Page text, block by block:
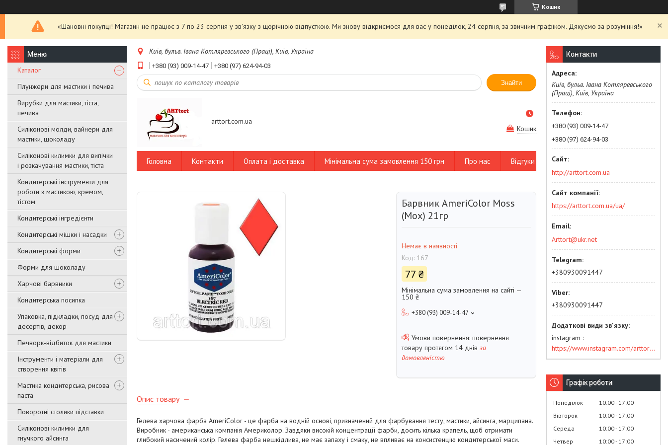
Кошик
«Шановні покупці! Магазин не працює з 7 по 23 серпня у зв'язку з щорічною відпусткою. Ми знову відкриємося для вас у понеділок, 24 серпня, за звичним графіком. Дякуємо за розуміння!»
Каталог
Плунжери для мастики і печива
Вирубки для мастики, тіста,
печива
Силіконові молди, вайнери для
мастики, шоколаду
Силіконові килимки для випічки
і розкачування мастики, тіста
Кондитерські інструменти для
роботи з мастикою, кремом,
тістом
Кондитерські інгредієнти
Кондитерські мішки і насадки
Кондитерські форми
Форми для шоколаду
Харчові барвники
Кондитерська посипка
Упаковка, підкладки, посуд для
десертів, декор
Печворк-відбиток для мастики
Інструменти і матеріали для
створення квітів
Мастика кондитерська, рисова
паста
Поворотні столики підставки
Силіконові килимки для
гнучкого айсинга
Київ, бульв. Івана Котляревського (Праці), Київ, Україна
+380 (93) 009-14-47 +380 (97) 624-94-03
Знайти
arttort.com.ua
Кошик
Головна Контакти Оплата і доставка Мінімальна сума замовлення 150 грн Про нас Відгуки
Барвник AmeriColor Moss
(Мох) 21гр
Немає в наявності
Код: 167
77 ₴
Мінімальна сума замовлення на сайті —
150 ₴
+380 (93) 009-14-47
повернення
товару протягом 14 днів за
домовленістю
Опис товару
Гелева харчова фарба AmeriColor - це фарба на водній основі, призначений для фарбування тесту, мастики, айсинга, марципана.
Виробник - американська компанія Америколор. Завдяки високій концентрації фарби, досить кілька крапель, щоб отримати
глибокий насичений колір. Гелева фарба нешкідлива, не має запаху і смаку, не впливає на консистенцію кондитерської маси.
Контакти
Київ, бульв. Івана Котляревського
(Праці), Київ, Україна
+380 (93) 009-14-47
+380 (97) 624-94-03
http://arttort.com.ua
https://arttort.com.ua/ua/
Arttort@ukr.net
+380930091447
+380930091447
instagram
https://www.instagram.com/arttort.com.ua/
Графік роботи
Понеділок 10:00 17:00
Вівторок
10:00 17:00
Середа
10:00 17:00
Четвер
10:00 17:00